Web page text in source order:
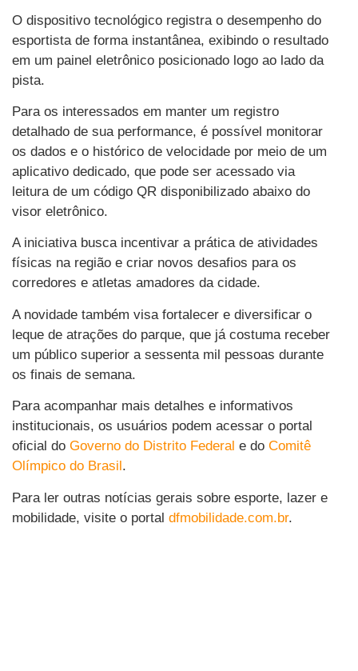
O dispositivo tecnológico registra o desempenho do
esportista de forma instantânea, exibindo o resultado
em um painel eletrônico posicionado logo ao lado da
pista.
Para os interessados em manter um registro
detalhado de sua performance, é possível monitorar
os dados e o histórico de velocidade por meio de um
aplicativo dedicado, que pode ser acessado via
leitura de um código QR disponibilizado abaixo do
visor eletrônico.
A iniciativa busca incentivar a prática de atividades
físicas na região e criar novos desafios para os
corredores e atletas amadores da cidade.
A novidade também visa fortalecer e diversificar o
leque de atrações do parque, que já costuma receber
um público superior a sessenta mil pessoas durante
os finais de semana.
Para acompanhar mais detalhes e informativos
institucionais, os usuários podem acessar o portal
oficial do Governo do Distrito Federal e do Comitê
Olímpico do Brasil .
Para ler outras notícias gerais sobre esporte, lazer e
mobilidade, visite o portal dfmobilidade.com.br.